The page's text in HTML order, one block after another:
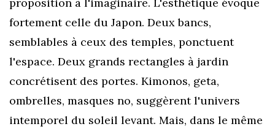
fortement celle du Japon. Deux bancs,
semblables à ceux des temples, ponctuent
l'espace. Deux grands rectangles à jardin
concrétisent des portes. Kimonos, geta,
ombrelles, masques no, suggèrent l'univers
intemporel du soleil levant. Mais, dans le même